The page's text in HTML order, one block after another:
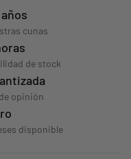
cunas
de stock
opinión
disponible